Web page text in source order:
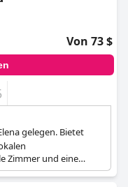
Von 73 $
gelegen. Bietet
Zimmer und eine
Aufenthalt.